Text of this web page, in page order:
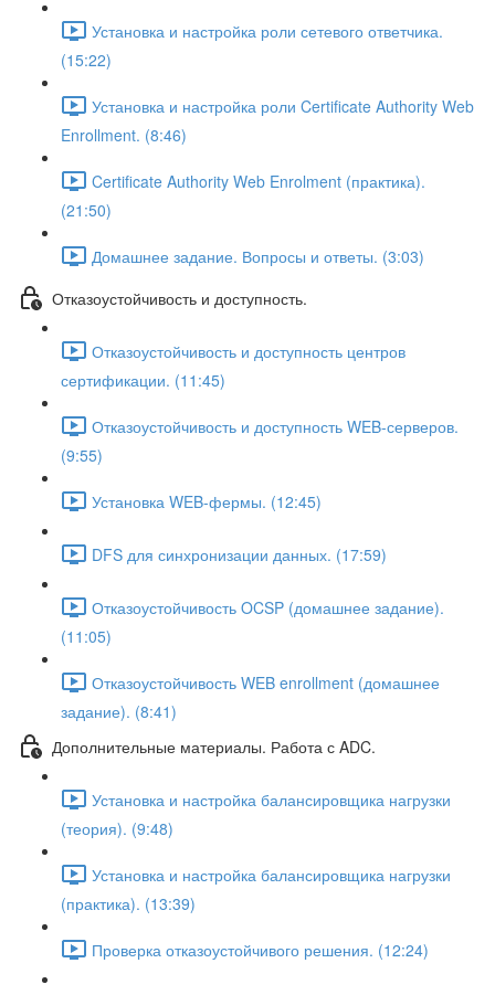
Установка и настройка роли сетевого ответчика.
(15:22)
Установка и настройка роли Certificate Authority Web
Enrollment. (8:46)
Certificate Authority Web Enrolment (практика).
(21:50)
Домашнее задание. Вопросы и ответы. (3:03)
Отказоустойчивость и доступность.
Отказоустойчивость и доступность центров
сертификации. (11:45)
Отказоустойчивость и доступность WEB-серверов.
(9:55)
Установка WEB-фермы. (12:45)
DFS для синхронизации данных. (17:59)
Отказоустойчивость OCSP (домашнее задание).
(11:05)
Отказоустойчивость WEB enrollment (домашнее
задание). (8:41)
Дополнительные материалы. Работа с ADC.
Установка и настройка балансировщика нагрузки
(теория). (9:48)
Установка и настройка балансировщика нагрузки
(практика). (13:39)
Проверка отказоустойчивого решения. (12:24)